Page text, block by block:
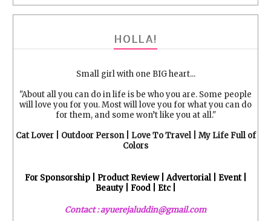
HOLLA!
Small girl with one BIG heart...
"About all you can do in life is be who you are. Some people
will love you for you. Most will love you for what you can do
for them, and some won’t like you at all."
Cat Lover | Outdoor Person | Love To Travel | My Life Full of
Colors
For Sponsorship | Product Review | Advertorial | Event |
Beauty | Food | Etc |
Contact : ayuerejaluddin@gmail.com